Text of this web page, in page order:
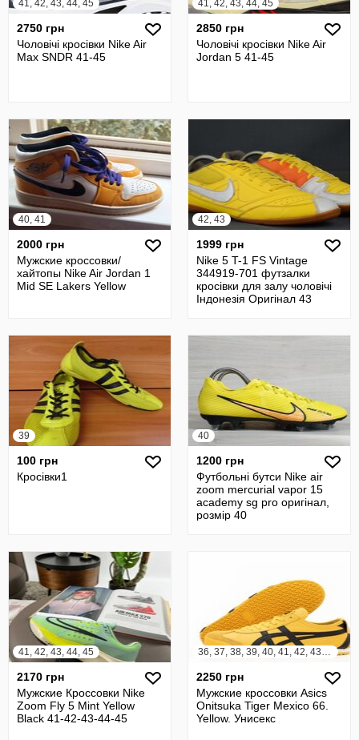
41, 42, 43, 44, 45
2750 грн
Чоловічі кросівки Nike Air
Max SNDR 41-45
41, 42, 43, 44, 45
2850 грн
Чоловічі кросівки Nike Air
Jordan 5 41-45
40, 41
2000 грн
Мужские кроссовки/
хайтопы Nike Air Jordan 1
Mid SE Lakers Yellow
42, 43
1999 грн
Nike 5 T-1 FS Vintage
344919-701 футзалки
кросівки для залу чоловічі
Індонезія Оригінал 43
39
100 грн
Кросівки1
40
1200 грн
Футбольні бутси Nike air
zoom mercurial vapor 15
academy sg pro оригінал,
розмір 40
41, 42, 43, 44, 45
2170 грн
Мужские Кроссовки Nike
Zoom Fly 5 Mint Yellow
Black 41-42-43-44-45
36, 37, 38, 39, 40, 41, 42, 43, 44, 45
2250 грн
Мужские кроссовки Asics
Onitsuka Tiger Mexico 66.
Yellow. Унисекс